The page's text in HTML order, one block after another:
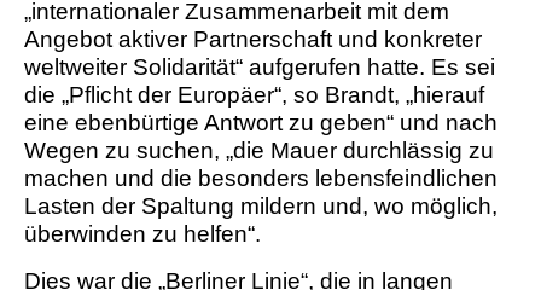
„internationaler Zusammenarbeit mit dem
Angebot aktiver Partnerschaft und konkreter
weltweiter Solidarität“ aufgerufen hatte. Es sei
die „Pflicht der Europäer“, so Brandt, „hierauf
eine ebenbürtige Antwort zu geben“ und nach
Wegen zu suchen, „die Mauer durchlässig zu
machen und die besonders lebensfeindlichen
Lasten der Spaltung mildern und, wo möglich,
überwinden zu helfen“.
Dies war die „Berliner Linie“, die in langen